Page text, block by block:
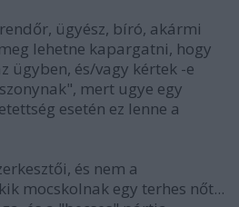
ügyész, bíró, akármi
lehetne kapargatni, hogy
ügyben, és/vagy kértek -e
mert ugye egy
esetén ez lenne a
és nem a
mocskolnak egy terhes nőt...